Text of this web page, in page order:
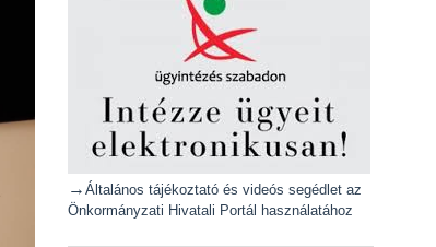
→ Általános tájékoztató és videós segédlet az
Önkormányzati Hivatali Portál használatához